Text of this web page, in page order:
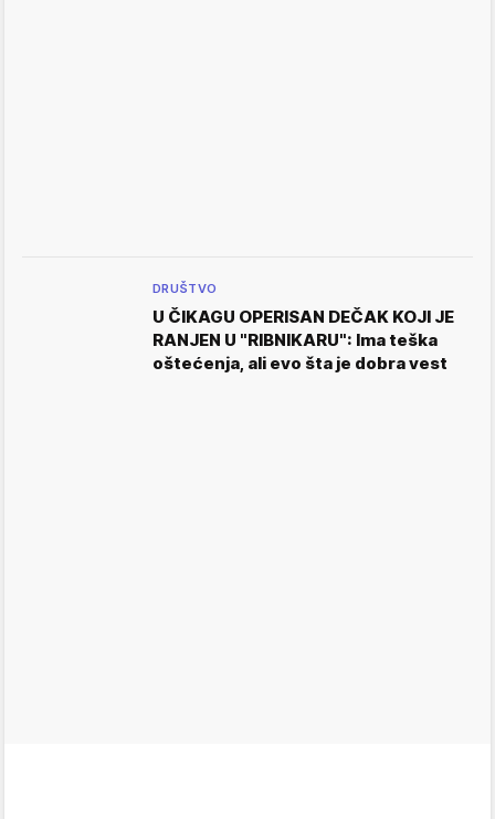
DRUŠTVO
U ČIKAGU OPERISAN DEČAK KOJI JE
RANJEN U "RIBNIKARU": Ima teška
oštećenja, ali evo šta je dobra vest